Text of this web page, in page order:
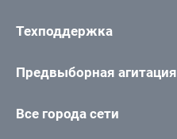
Техподдержка
Предвыборная агитация
Все города сети